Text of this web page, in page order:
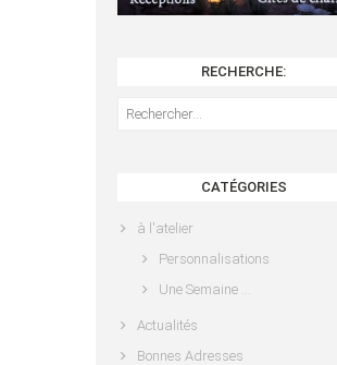
RECHERCHE:
Rechercher :
CATÉGORIES
à l'atelier
Personnalisations
Une Semaine …
Actualités
Bonnes Adresses